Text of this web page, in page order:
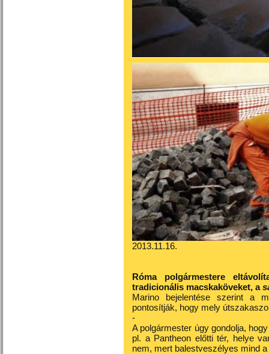
2013.11.16.
Róma polgármestere
tradicionális macskaköveket, a
Marino bejelentése szerint a
pontosítják, hogy mely
-
A polgármester úgy gondolja,
pl. a Pantheon előtti tér, helye
nem, mert balestveszélyes mind